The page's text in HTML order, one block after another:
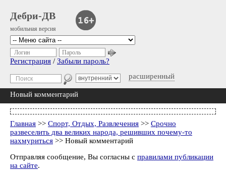
Дебри-ДВ
мобильная версия
расширенный
Логин Пароль
Регистрация / Забыли пароль?
Новый комментарий
Главная >> Спорт, Отдых, Развлечения >> Срочно
развеселить два великих народа, решивших почему-то
нахмуриться >> Новый комментарий
Отправляя сообщение, Вы согласны с правилами публикации
на сайте.